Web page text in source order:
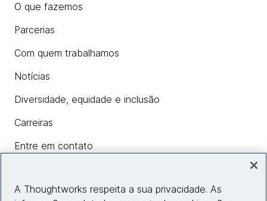
O que fazemos
Parcerias
Com quem trabalhamos
Notícias
Diversidade, equidade e inclusão
Carreiras
Entre em contato
Insights
A Thoughtworks respeita a sua privacidade. As